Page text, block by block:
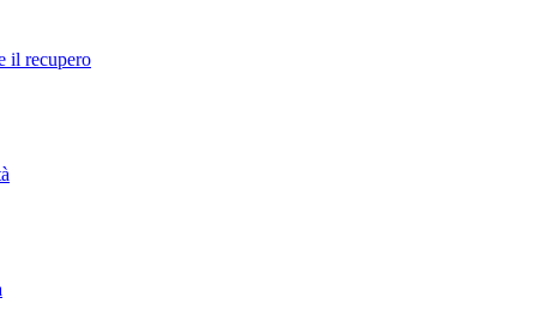
il recupero